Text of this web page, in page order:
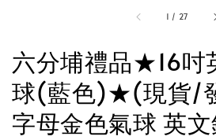
1 / 27
六分埔禮品★16吋
球(藍色)★(現貨/
字母金色氣球 英